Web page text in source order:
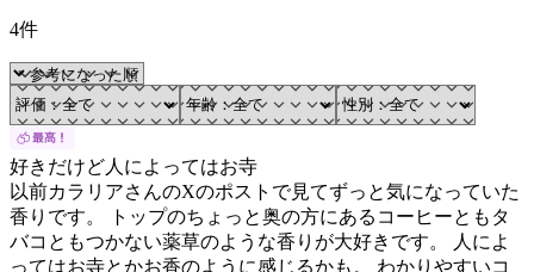
4件
好きだけど人によってはお寺
以前カラリアさんのXのポストで見てずっと気になっていた
香りです。 トップのちょっと奥の方にあるコーヒーともタ
バコともつかない薬草のような香りが大好きです。 人によ
ってはお寺とかお香のように感じるかも。 わかりやすいコ